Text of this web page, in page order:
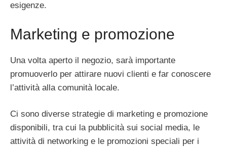
esigenze.
Marketing e promozione
Una volta aperto il negozio, sarà importante
promuoverlo per attirare nuovi clienti e far conoscere
l’attività alla comunità locale.
Ci sono diverse strategie di marketing e promozione
disponibili, tra cui la pubblicità sui social media, le
attività di networking e le promozioni speciali per i